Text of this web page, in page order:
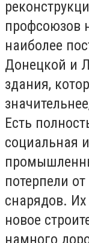
профсоюзов
наиболее
Донецкой и
здания,
Есть
социальная
потерпели
снарядов. Их
новое
намного